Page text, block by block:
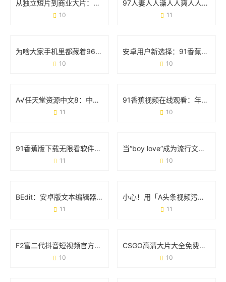
从独立短片到商业大片：解码9I电影制作厂的爆款基因
10
97人妻人人澡人人爽人人澡人人学生：一场关于符号与现实的碰撞
11
为啥大家手机里都藏着9612黄桃视频iOS？看完这几点你就懂了
10
安卓用户新选择：91香蕉app破解版免次数福利版体验报告
10
A√任天堂资源中文8：中文玩家的宝藏库与游戏生态革新
11
91香蕉视频在线观看：年轻人都在追的娱乐新阵地
10
91香蕉版下载无限看软件：用户关心的那些事儿
11
当“boy love”成为流行文化：那些你不可不知的日常现象
10
BEdit：安卓版文本编辑器的「轻量级」生存法则
11
小心！用「A头条视频污破解版百度云」的人现在都后悔了
11
F2富二代抖音短视频官方下载安装指南：安全获取与使用全攻略
10
CSGO高清大片大全免费观看：玩家的必备资源库与实战技巧
10